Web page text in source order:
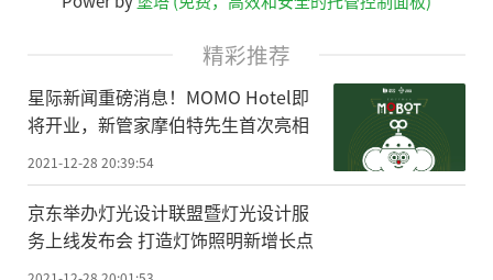
精彩推荐
星际新闻重磅消息！MOMO Hotel即
将开业，新管家摩伯特先生首次亮相
2021-12-28 20:39:54
京东举办灯光设计联盟暨灯光设计服
务上线发布会 打造灯饰照明新增长点